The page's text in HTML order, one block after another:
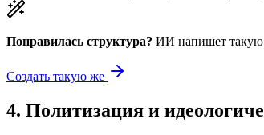
Понравилась структура? ИИ напишет такую
Создать такую же
4. Политизация и